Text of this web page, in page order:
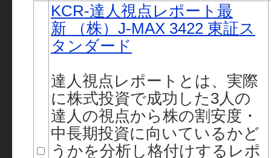
KCR-達人視点レポート最
新 （株）J-MAX 3422 東証ス
タンダード
達人視点レポートとは、実際
に株式投資で成功した3人の
達人の視点から株の割安度・
中長期投資に向いているかど
うかを分析し格付けするレポ